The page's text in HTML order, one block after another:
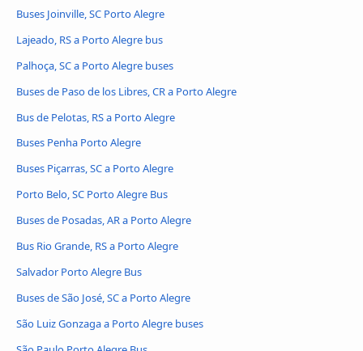
Buses Joinville, SC Porto Alegre
Lajeado, RS a Porto Alegre bus
Palhoça, SC a Porto Alegre buses
Buses de Paso de los Libres, CR a Porto Alegre
Bus de Pelotas, RS a Porto Alegre
Buses Penha Porto Alegre
Buses Piçarras, SC a Porto Alegre
Porto Belo, SC Porto Alegre Bus
Buses de Posadas, AR a Porto Alegre
Bus Rio Grande, RS a Porto Alegre
Salvador Porto Alegre Bus
Buses de São José, SC a Porto Alegre
São Luiz Gonzaga a Porto Alegre buses